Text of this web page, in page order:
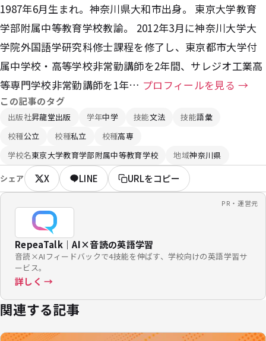
1987年6月生まれ。神奈川県大和市出身。 東京大学教育
学部附属中等教育学校教諭。 2012年3月に神奈川大学大
学院外国語学研究科修士課程を修了し、東京都市大学付
属中学校・高等学校非常勤講師を2年間、サレジオ工業高
等専門学校非常勤講師を1年… プロフィールを見る →
この記事のタグ
出版社昇龍堂出版 学年中学 技能文法 技能語彙
校種公立 校種私立 校種高専
学校名東京大学教育学部附属中等教育学校 地域神奈川県
シェア X LINE URLをコピー
PR・運営元
RepeaTalk｜AI×音読の英語学習
音読×AIフィードバックで4技能を伸ばす、学校向けの英語学習サ
ービス。
詳しく →
関連する記事